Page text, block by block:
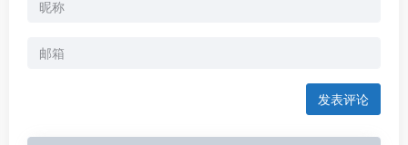
发表评论